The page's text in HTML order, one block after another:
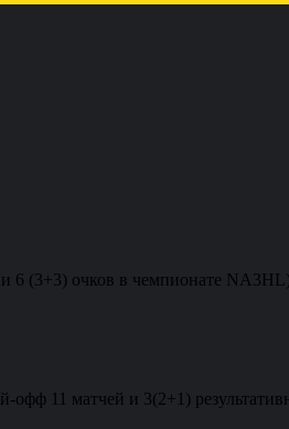
6 (3+3) очков в чемпионате
11 матчей и 3(2+1)